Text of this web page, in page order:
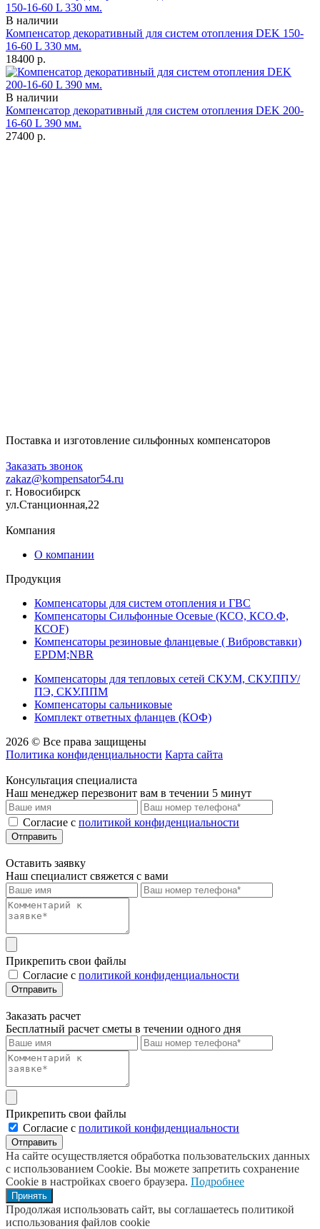
В наличии
Компенсатор декоративный для систем отопления DEK 150-
16-60 L 330 мм.
18400 р.
В наличии
Компенсатор декоративный для систем отопления DEK 200-
16-60 L 390 мм.
27400 р.
Поставка и изготовление сильфонных компенсаторов
Заказать звонок
zakaz@kompensator54.ru
г. Новосибирск
ул.Станционная,22
Компания
О компании
Продукция
Компенсаторы для систем отопления и ГВС
Компенсаторы Сильфонные Осевые (КСО, КСО.Ф,
КСОF)
Компенсаторы резиновые фланцевые ( Вибровставки)
EPDM;NBR
Компенсаторы для тепловых сетей СКУ.М, СКУ.ППУ/
ПЭ, СКУ.ППМ
Компенсаторы сальниковые
Комплект ответных фланцев (КОФ)
2026 © Все права защищены
Политика конфиденциальности Карта сайта
Консультация специалиста
Наш менеджер перезвонит вам в течении 5 минут
Cогласие с политикой конфиденциальности
Отправить
Оставить заявку
Наш специалист свяжется с вами
Прикрепить свои файлы
Cогласие с политикой конфиденциальности
Отправить
Заказать расчет
Бесплатный расчет сметы в течении одного дня
Прикрепить свои файлы
Cогласие с политикой конфиденциальности
Отправить
На сайте осуществляется обработка пользовательских данных
с использованием Cookie. Вы можете запретить сохранение
Cookie в настройках своего браузера. Подробнее
Принять
Продолжая использовать сайт, вы соглашаетесь политикой
использования файлов cookie